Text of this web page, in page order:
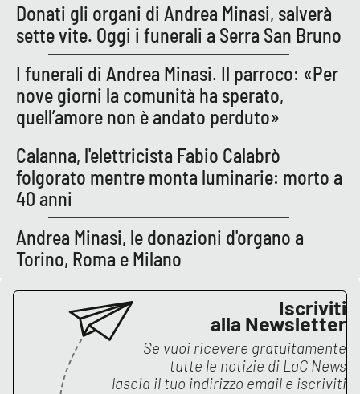
Destinazioni
Eventi
Food
Storie
LAC
NETWORK
Lacplay.it
Lactv.it
Laconair.it
Lacitymag.it
Donati gli organi di Andrea Minasi, salverà
sette vite. Oggi i funerali a Serra San Bruno
I funerali di Andrea Minasi. Il parroco: «Per
nove giorni la comunità ha sperato,
quell’amore non è andato perduto»
Calanna, l'elettricista Fabio Calabrò
folgorato mentre monta luminarie: morto a
40 anni
Andrea Minasi, le donazioni d'organo a
Torino, Roma e Milano
Iscriviti
alla Newsletter
Se vuoi ricevere gratuitamente
tutte le notizie di LaC News
lascia il tuo indirizzo email e iscriviti